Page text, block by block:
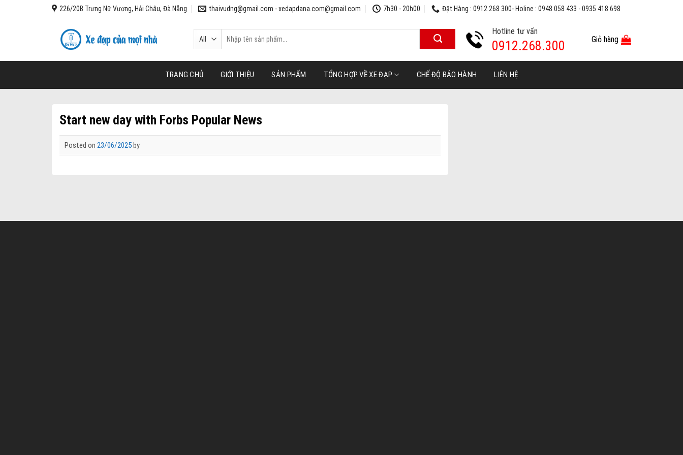
226/20B Trưng Nữ Vương, Hải Châu, Đà Nẵng thaivudng@gmail.com - xedapdana.com@gmail.com 7h30 - 20h00 Đặt Hàng : 0912 268 300- Holine : 0948 058 433 - 0935 418 698
Tìm
kiếm:
Hotline tư vấn
0912.268.300 Giỏ hàng
TRANG CHỦ GIỚI THIỆU SẢN PHẨM TỔNG HỢP VỀ XE ĐẠP CHẾ ĐỘ BẢO HÀNH LIÊN HỆ
Start new day with Forbs Popular News
Posted on 23/06/2025by